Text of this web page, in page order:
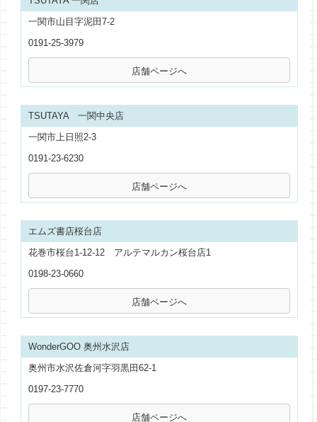
一関市山目字泥田7-2
0191-25-3979
TSUTAYA 一関中央店
一関市上日照2-3
0191-23-6230
エムズ書店桜台店
花巻市桜台1-12-12 アルテマルカン桜台店1
0198-23-0660
WonderGOO 奥州水沢店
奥州市水沢佐倉河字羽黒田62-1
0197-23-7770